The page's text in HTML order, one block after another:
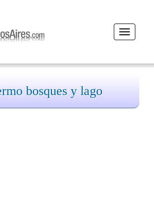
Desplegar
bosques y lago